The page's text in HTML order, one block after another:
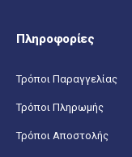
Πληροφορίες
Τρόποι Παραγγελίας
Τρόποι Πληρωμής
Τρόποι Αποστολής